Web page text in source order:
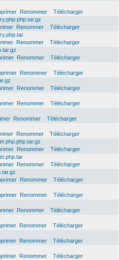
Renommer
Télécharger
Renommer
Télécharger
Renommer
Télécharger
Renommer
Télécharger
Renommer
Télécharger
Renommer
Télécharger
Renommer
Télécharger
Renommer
Télécharger
Renommer
Télécharger
Renommer
Télécharger
Renommer
Télécharger
Renommer
Télécharger
Renommer
Télécharger
Renommer
Télécharger
Renommer
Télécharger
Renommer
Télécharger
Renommer
Télécharger